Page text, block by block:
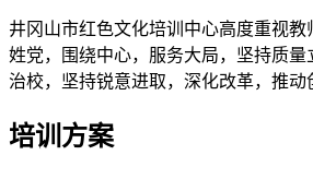
井冈山市红色文化培训中心高度重视
姓党，围绕中心，服务大局，坚持质量
治校，坚持锐意进取，深化改革，推动
培训方案